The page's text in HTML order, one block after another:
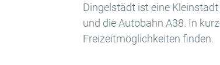
Dingelstädt ist eine
und die Autobahn A38. In
Freizeitmöglichkeiten finden.